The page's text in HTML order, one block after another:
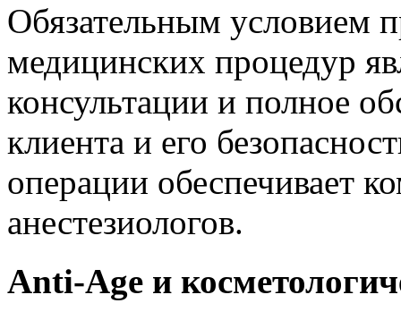
Обязательным условием
медицинских процедур
консультации и полное
клиента и его
операции обеспечивает
анестезиологов.
Anti-Age и